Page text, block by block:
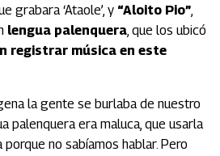
grabara ‘Ataole’, y “Aloito Pio”,
lengua palenquera, que los ubicó
registrar música en este
la gente se burlaba de nuestro
palenquera era maluca, que usarla
no sabíamos hablar. Pero